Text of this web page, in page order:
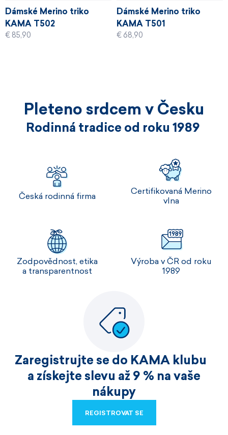
Dámské Merino triko
KAMA T502
€ 85,90
Dámské Merino triko
KAMA T501
€ 68,90
Pleteno srdcem v Česku
Rodinná tradice od roku 1989
Česká rodinná firma
Certifikovaná Merino
vlna
Zodpovědnost, etika
a transparentnost
Výroba v ČR od roku
1989
Zaregistrujte se do KAMA klubu
a získejte slevu až 9 % na vaše
nákupy
REGISTROVAT SE